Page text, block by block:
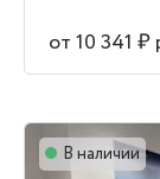
от 10 341 ₽
В наличии